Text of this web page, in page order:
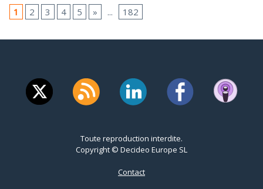
1
2 3 4 5 » ... 182
Toute reproduction interdite.
Copyright © Decideo Europe SL
Contact